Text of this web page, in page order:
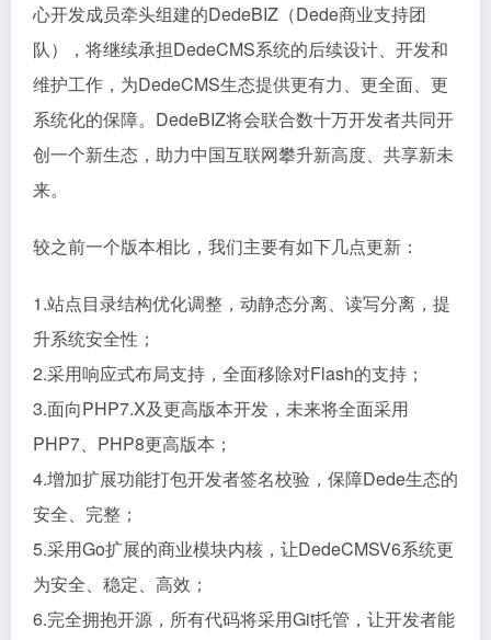
心开发成员牵头组建的DedeBIZ（Dede商业支持团
队），将继续承担DedeCMS系统的后续设计、开发和
维护工作，为DedeCMS生态提供更有力、更全面、更
系统化的保障。DedeBIZ将会联合数十万开发者共同开
创一个新生态，助力中国互联网攀升新高度、共享新未
来。
较之前一个版本相比，我们主要有如下几点更新：
1.站点目录结构优化调整，动静态分离、读写分离，提
升系统安全性；
2.采用响应式布局支持，全面移除对Flash的支持；
3.面向PHP7.X及更高版本开发，未来将全面采用
PHP7、PHP8更高版本；
4.增加扩展功能打包开发者签名校验，保障Dede生态的
安全、完整；
5.采用Go扩展的商业模块内核，让DedeCMSV6系统更
为安全、稳定、高效；
6.完全拥抱开源，所有代码将采用Git托管，让开发者能